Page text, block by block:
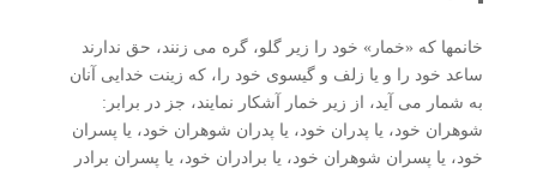
خانمها که «خمار» خود را زیر گلو، گره می زنند، حق ندارند
ساعد خود را و یا زلف و گیسوی خود را، که زینت خدایی آنان
به شمار می آید، از زیر خمار آشکار نمایند، جز در برابر:
شوهران خود، یا پدران خود، یا پدران شوهران خود، یا پسران
خود، یا پسران شوهران خود، یا برادران خود، یا پسران برادر